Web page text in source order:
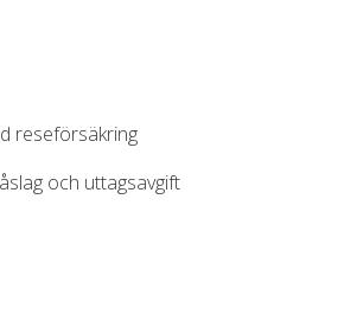
reseförsäkring
och uttagsavgift